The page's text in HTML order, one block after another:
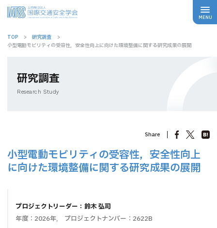
TOP
研究調査
小型電動モビリティの受容性，安全性向上に向けた環境整備に関する研究成果の展開
研究調査
Research Study
Share
小型電動モビリティの受容性，安全性向上
に向けた環境整備に関する研究成果の展開
プロジェクトリーダー：鈴木 弘司
年度：2026年, プロジェクトナンバー：2622B